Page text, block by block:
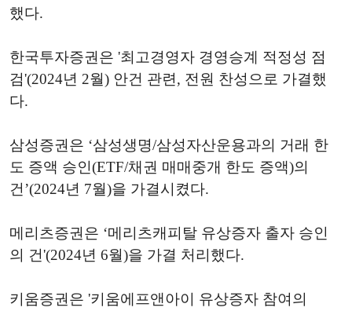
했다.
한국투자증권은 '최고경영자 경영승계 적정성 점
검'(2024년 2월) 안건 관련, 전원 찬성으로 가결했
다.
삼성증권은 ‘삼성생명/삼성자산운용과의 거래 한
도 증액 승인(ETF/채권 매매중개 한도 증액)의
건’(2024년 7월)을 가결시켰다.
메리츠증권은 ‘메리츠캐피탈 유상증자 출자 승인
의 건'(2024년 6월)을 가결 처리했다.
키움증권은 '키움에프앤아이 유상증자 참여의